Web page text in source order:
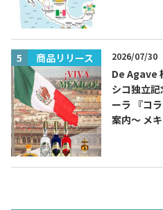
商品リリース 2026/07/30
De Agave
シコ独立
ーラ 『コ
案内〜 メ